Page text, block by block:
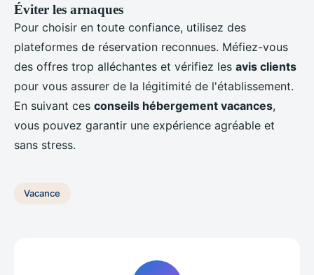
Éviter les arnaques
Pour choisir en toute confiance, utilisez des
plateformes de réservation reconnues. Méfiez-vous
des offres trop alléchantes et vérifiez les avis clients
pour vous assurer de la légitimité de l'établissement.
En suivant ces conseils hébergement vacances,
vous pouvez garantir une expérience agréable et
sans stress.
Vacance